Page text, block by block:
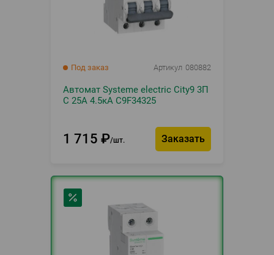
Под заказ Артикул 080882
Автомат Systeme electric City9 3П
C 25А 4.5кА C9F34325
1 715 ₽ шт. Заказать